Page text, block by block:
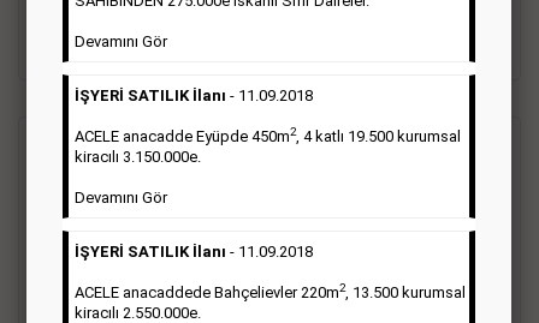
Detaylı Bilgi & İlan Örnekleri
Vasıta İlanı
Sarı sayfa ilanlar alım- satım, duyuru, mini reklam şeklinde
ifade edilebilen ilanlardır. Gazetelerin tirajını önemli ölçüde
etkilerler ve gazete gelirlerinin de önemli bir bölümünü
oluştururlar.Sabah sarı sayfa eleman ilanlarında 6 kelime
sayısı şartı aranmamaktadır.
Devamını Gör
İŞYERİ SATILIK İlanı - 11.09.2018
ACELE anacadde Eyüpde 450m2, 4 katlı 19.500 kurumsal
kiracılı 3.150.000e.
Devamını Gör
İŞYERİ SATILIK İlanı - 11.09.2018
ACELE anacaddede Bahçelievler 220m2, 13.500 kurumsal
kiracılı 2.550.000e.